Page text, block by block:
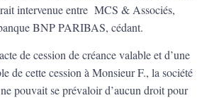
intervenue entre MCS & Associés,
BNP PARIBAS, cédant.
de cession de créance valable et d’une
de cette cession à Monsieur F., la société
pouvait se prévaloir d’aucun droit pour